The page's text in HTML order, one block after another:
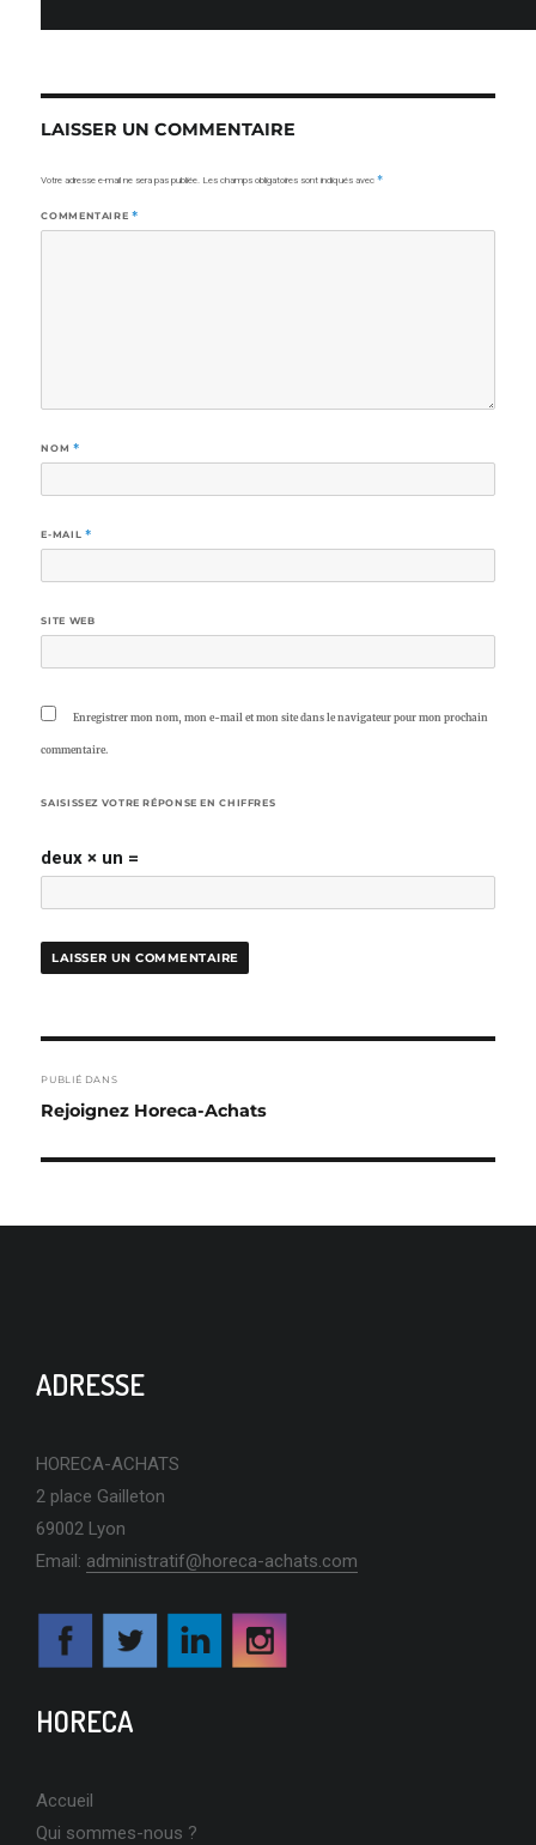
LAISSER UN COMMENTAIRE
Votre adresse e-mail ne sera pas publiée. Les champs obligatoires sont indiqués avec*
COMMENTAIRE *
NOM *
E-MAIL *
SITE WEB
Enregistrer mon nom, mon e-mail et mon site dans le navigateur pour mon prochain
commentaire.
SAISISSEZ VOTRE RÉPONSE EN CHIFFRES
deux × un =
DE
PUBLIÉ DANS
Rejoignez Horeca-Achats
ADRESSE
HORECA-ACHATS
2 place Gailleton
69002 Lyon
Email: administratif@horeca-achats.com
HORECA
Accueil
Qui sommes-nous ?